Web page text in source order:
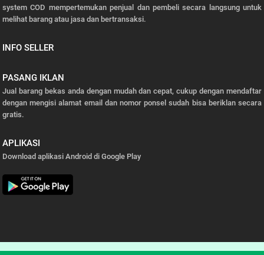
system COD mempertemukan penjual dan pembeli secara langsung untuk
melihat barang atau jasa dan bertransaksi.
INFO SELLER
PASANG IKLAN
Jual barang bekas anda dengan mudah dan cepat, cukup dengan mendaftar
dengan mengisi alamat email dan nomor ponsel sudah bisa beriklan secara
gratis.
APLIKASI
Download aplikasi Android di Google Play